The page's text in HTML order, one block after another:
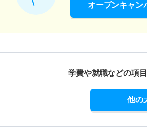
オープンキャン
学費や就職などの項目
他の